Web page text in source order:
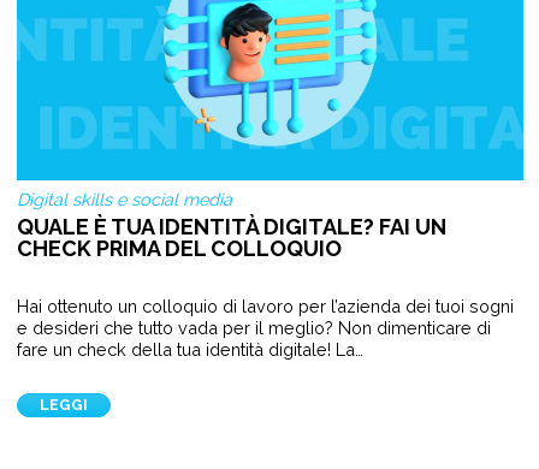
Digital skills e social media
QUALE È TUA IDENTITÀ DIGITALE? FAI UN
CHECK PRIMA DEL COLLOQUIO
Hai ottenuto un colloquio di lavoro per l’azienda dei tuoi sogni
e desideri che tutto vada per il meglio? Non dimenticare di
fare un check della tua identità digitale! La…
LEGGI